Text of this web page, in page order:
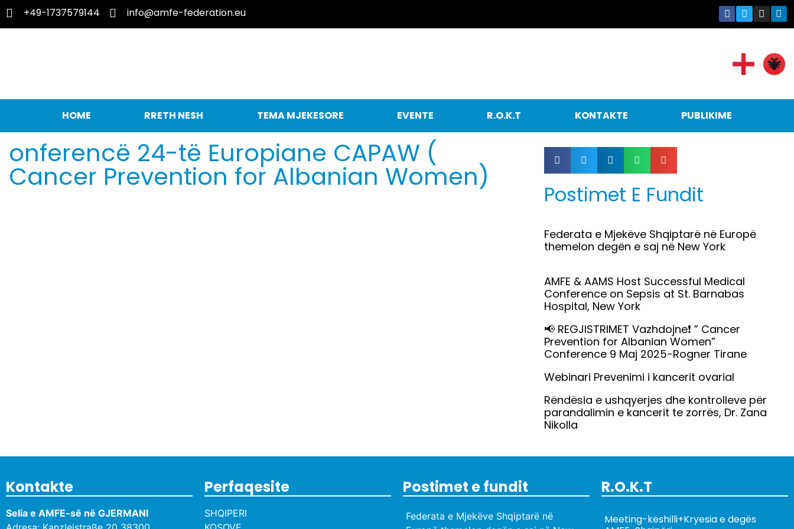
+49-1737579144 info@amfe-federation.eu
HOME RRETH NESH TEMA MJEKESORE EVENTE R.O.K.T KONTAKTE PUBLIKIME
onferencë 24-të Europiane CAPAW (
Cancer Prevention for Albanian Women)
Postimet E Fundit
Federata e Mjekëve Shqiptarë në Europë
themelon degën e saj në New York
AMFE & AAMS Host Successful Medical
Conference on Sepsis at St. Barnabas
Hospital, New York
📢 REGJISTRIMET Vazhdojne❗️ ” Cancer
Prevention for Albanian Women”
Conference 9 Maj 2025-Rogner Tirane
Webinari Prevenimi i kancerit ovarial
Rëndësia e ushqyerjes dhe kontrolleve për
parandalimin e kancerit te zorrës, Dr. Zana
Nikolla
Kontakte
Selia e AMFE-së në GJERMANI
Perfaqesite
SHQIPERI
Postimet e fundit
Federata e Mjekëve Shqiptarë në
R.O.K.T
Meeting-këshilli+Kryesia e degës